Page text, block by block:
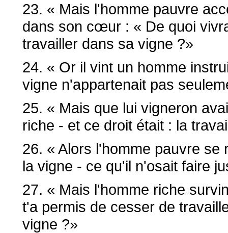
23. « Mais l'homme pauvre
dans son cœur : « De quoi
travailler dans sa vigne ?»
24. « Or il vint un homme
vigne n'appartenait pas
25. « Mais que lui vigneron
riche - et ce droit était : la
26. « Alors l'homme pauvre
la vigne - ce qu'il n'osait faire
27. « Mais l'homme riche
t'a permis de cesser de
vigne ?»